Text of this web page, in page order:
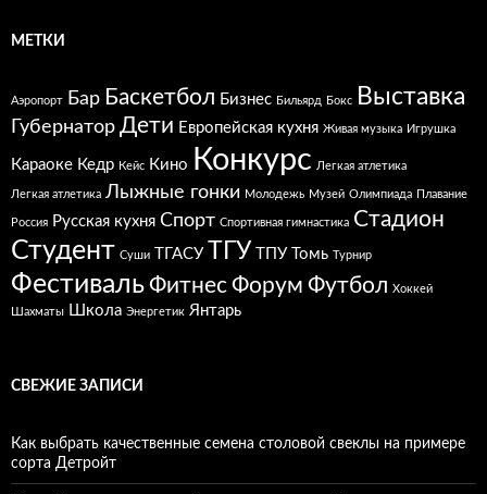
МЕТКИ
Аэропорт Бар Баскетбол Бизнес Бильярд Бокс Выставка
Губернатор Дети Европейская кухня Живая музыка Игрушка
Караоке Кедр Кейс Кино Конкурс Легкая атлетика
Легкая атлетика Лыжные гонки Молодежь Музей Олимпиада Плавание
Россия Русская кухня Спорт Спортивная гимнастика Стадион
Студент Суши ТГАСУ ТГУ ТПУ Томь Турнир
ФестивальФитнесФорум Футбол Хоккей
Шахматы Школа Энергетик Янтарь
СВЕЖИЕ ЗАПИСИ
Как выбрать качественные семена столовой свеклы на примере
сорта Детройт